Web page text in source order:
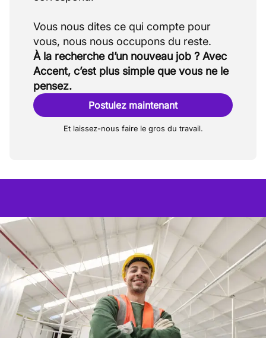
Vous nous dites ce qui compte pour
À la recherche d’un nouveau job ? Avec
Accent, c’est plus simple que vous ne le
pensez.
Postulez maintenant
Et laissez-nous faire le gros du travail.